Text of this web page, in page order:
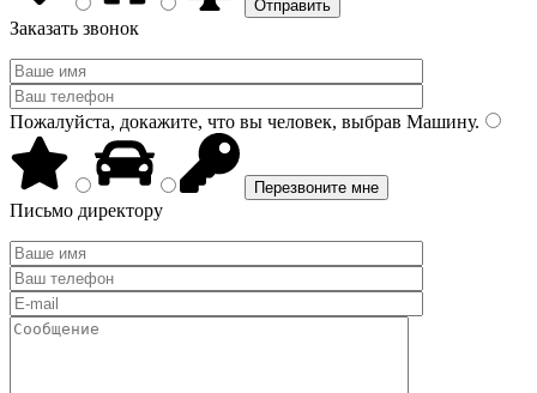
Заказать звонок
Пожалуйста, докажите, что вы человек, выбрав Машину.
Письмо директору